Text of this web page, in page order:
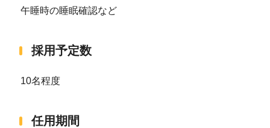
午睡時の睡眠確認など
採用予定数
10名程度
任用期間